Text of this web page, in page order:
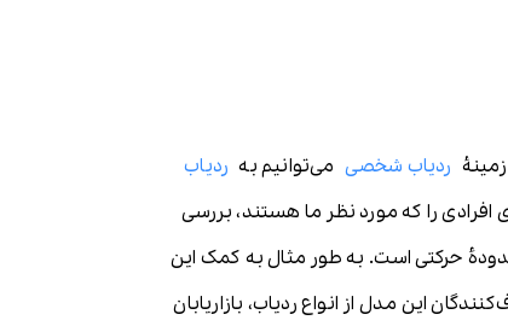
ردیاب شخصی می‌توانیم به ردیاب
را که مورد نظر ما هستند، بررسی
حرکتی است. به طور مثال به کمک این
این مدل از انواع ردیاب، بازاریابان